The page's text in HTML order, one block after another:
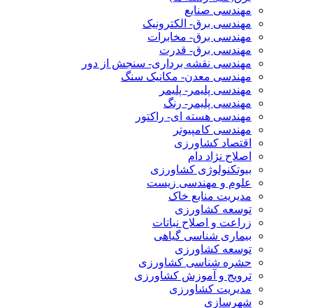
مهندسی صنایع
مهندسی برق- الکترونیک
مهندسی برق- مخابرات
مهندسی برق- قدرت
مهندسی نقشه برداری- سنجش از دور
مهندسی معدن- مکانیک سنگ
مهندسی پلیمر- پلیمر
مهندسی پلیمر- رنگ
مهندسی هسته ای- راکتور
مهندسی کامپیوتر
اقتصاد کشاورزی
اصلاح نژاد دام
بیوتکنولوژی کشاورزی
علوم و مهندسی زیست
مدیریت منابع خاک
توسعه کشاورزی
زراعت و اصلاح نباتات
بیماری شناسی گیاهی
توسعه کشاورزی
حشره شناسی کشاورزی
ترویج و آموزش کشاورزی
مدیریت کشاورزی
شهرسازی